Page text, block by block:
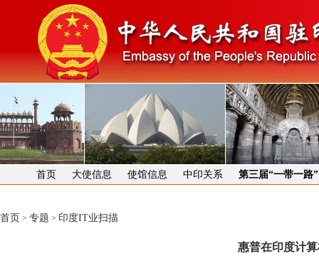
首页 大使信息 使馆信息 中印关系 第三届“一带一路
首页 > 专题 > 印度IT业扫描
惠普在印度计